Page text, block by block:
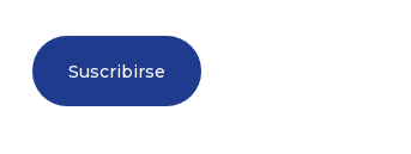
Suscribirse